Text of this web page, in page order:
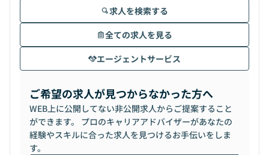
求人を検索する
全ての求人を見る
エージェントサービス
ご希望の求人が見つからなかった方へ
WEB上に公開してない非公開求人からご提案すること
ができます。 プロのキャリアアドバイザーがあなたの
経験やスキルに合った求人を見つけるお手伝いをしま
す。